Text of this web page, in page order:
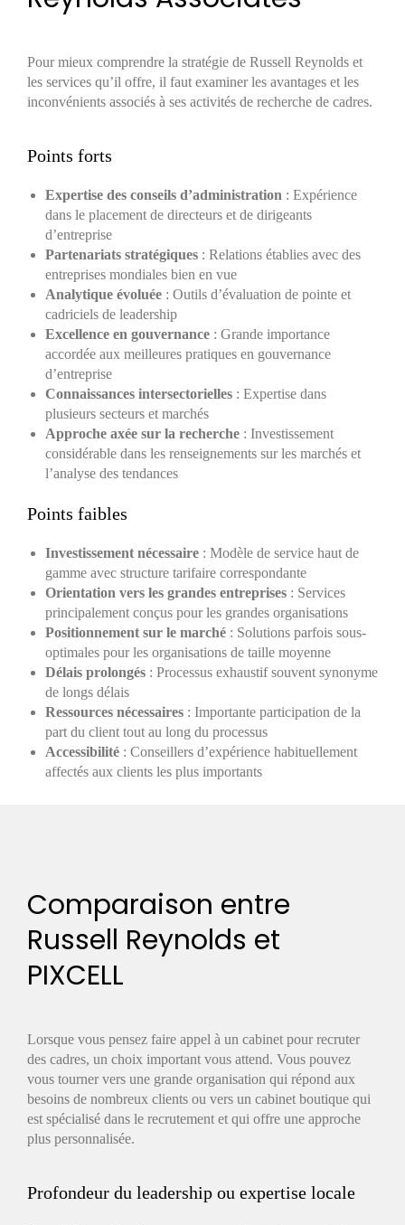
Pour mieux comprendre la stratégie de Russell Reynolds et
les services qu’il offre, il faut examiner les avantages et les
inconvénients associés à ses activités de recherche de cadres.
Points forts
Expertise des conseils d’administration : Expérience
dans le placement de directeurs et de dirigeants
d’entreprise
Partenariats stratégiques : Relations établies avec des
entreprises mondiales bien en vue
Analytique évoluée : Outils d’évaluation de pointe et
cadriciels de leadership
Excellence en gouvernance : Grande importance
accordée aux meilleures pratiques en gouvernance
d’entreprise
Connaissances intersectorielles : Expertise dans
plusieurs secteurs et marchés
Approche axée sur la recherche : Investissement
considérable dans les renseignements sur les marchés et
l’analyse des tendances
Points faibles
Investissement nécessaire : Modèle de service haut de
gamme avec structure tarifaire correspondante
Orientation vers les grandes entreprises : Services
principalement conçus pour les grandes organisations
Positionnement sur le marché : Solutions parfois sous-
optimales pour les organisations de taille moyenne
Délais prolongés : Processus exhaustif souvent synonyme
de longs délais
Ressources nécessaires : Importante participation de la
part du client tout au long du processus
Accessibilité : Conseillers d’expérience habituellement
affectés aux clients les plus importants
Comparaison entre
Russell Reynolds et
PIXCELL
Lorsque vous pensez faire appel à un cabinet pour recruter
des cadres, un choix important vous attend. Vous pouvez
vous tourner vers une grande organisation qui répond aux
besoins de nombreux clients ou vers un cabinet boutique qui
est spécialisé dans le recrutement et qui offre une approche
plus personnalisée.
Profondeur du leadership ou expertise locale